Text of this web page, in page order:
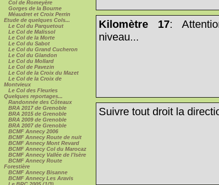
Col de Romeyère
Gorges de la Bourne
Méaudret et Croix Perrin
Etude de quelques Cols...
Le Col du Parquetout
Le Col de Malissol
Le Col de la Morte
Le Col du Sabot
Le Col du Grand Cucheron
Le Col du Glandon
Le Col du Mollard
Le Col de Pavezin
Le Col de la Croix du Mazet
Le Col de la Croix de
Montvieux
Le Col des Fleuries
Quelques reportages...
Randonnée des Côteaux
BRA 2017 de Grenoble
BRA 2015 de Grenoble
BRA 2009 de Grenoble
BRA 2007 de Grenoble
BCMF Annecy 2006
BCMF Annecy Route de nuit
BCMF Annecy Mont Revard
BCMF Annecy Col du Marocaz
BCMF Annecy Vallée de l'Isère
BCMF Annecy Route
Forestière
BCMF Annecy Bisanne
BCMF Annecy Les Aravis
Le BRC 2005 (1/3)
Kilomètre 17:
niveau...
Suivre tout droit la